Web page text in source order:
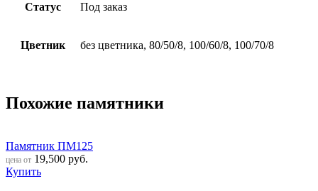
Статус Под заказ
Цветник без цветника, 80/50/8, 100/60/8, 100/70/8
Похожие памятники
Памятник ПМ125
цена от 19,500 руб.
Купить